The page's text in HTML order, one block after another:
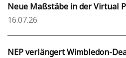
Neue Maßstäbe in der Virtual
16.07.26
NEP verlängert Wimbledon-